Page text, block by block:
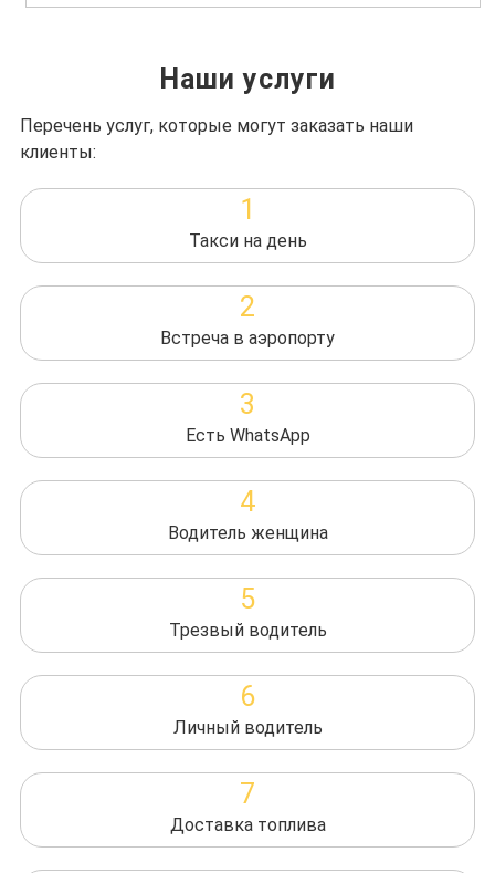
Наши услуги
Перечень услуг, которые могут заказать наши
клиенты:
1
Такси на день
2
Встреча в аэропорту
3
Есть WhatsApp
4
Водитель женщина
5
Трезвый водитель
6
Личный водитель
7
Доставка топлива